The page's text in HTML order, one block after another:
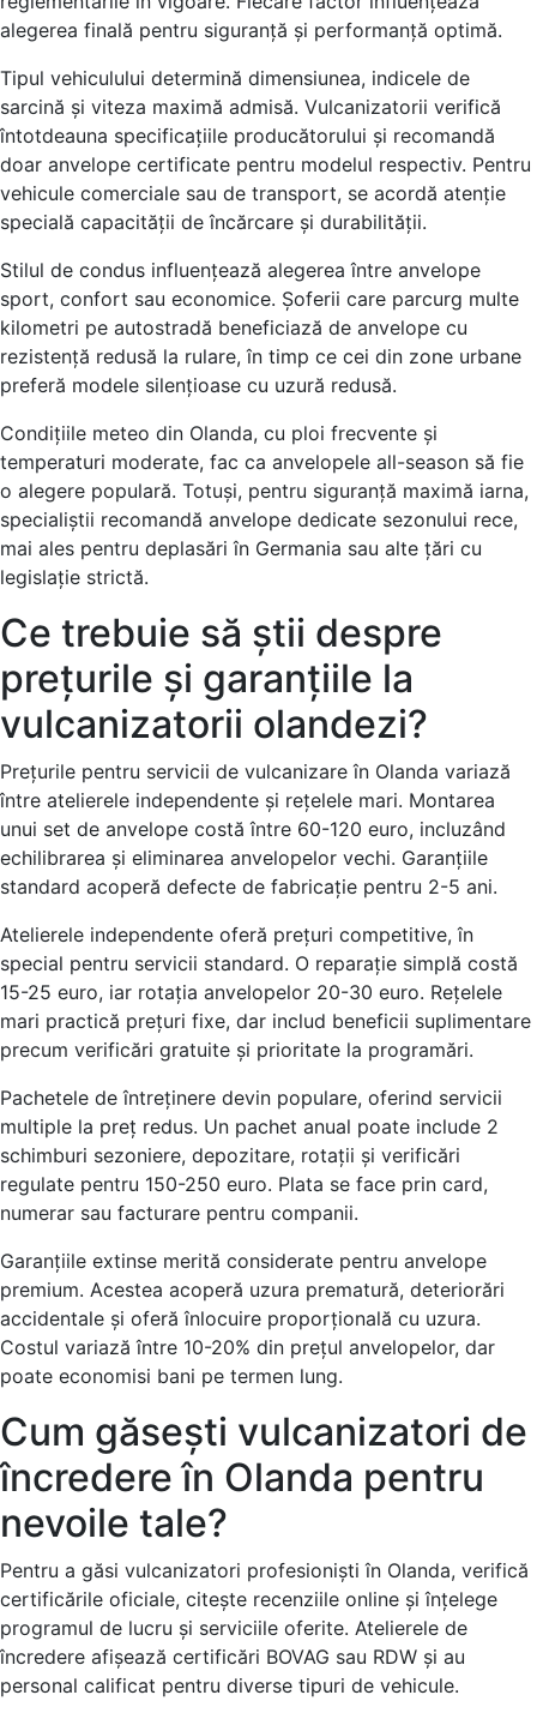
alegerea finală pentru siguranță și performanță optimă.
Tipul vehiculului determină dimensiunea, indicele de
sarcină și viteza maximă admisă. Vulcanizatorii verifică
întotdeauna specificațiile producătorului și recomandă
doar anvelope certificate pentru modelul respectiv. Pentru
vehicule comerciale sau de transport, se acordă atenție
specială capacității de încărcare și durabilității.
Stilul de condus influențează alegerea între anvelope
sport, confort sau economice. Șoferii care parcurg multe
kilometri pe autostradă beneficiază de anvelope cu
rezistență redusă la rulare, în timp ce cei din zone urbane
preferă modele silențioase cu uzură redusă.
Condițiile meteo din Olanda, cu ploi frecvente și
temperaturi moderate, fac ca anvelopele all-season să fie
o alegere populară. Totuși, pentru siguranță maximă iarna,
specialiștii recomandă anvelope dedicate sezonului rece,
mai ales pentru deplasări în Germania sau alte țări cu
legislație strictă.
Ce trebuie să știi despre
prețurile și garanțiile la
vulcanizatorii olandezi?
Prețurile pentru servicii de vulcanizare în Olanda variază
între atelierele independente și rețelele mari. Montarea
unui set de anvelope costă între 60-120 euro, incluzând
echilibrarea și eliminarea anvelopelor vechi. Garanțiile
standard acoperă defecte de fabricație pentru 2-5 ani.
Atelierele independente oferă prețuri competitive, în
special pentru servicii standard. O reparație simplă costă
15-25 euro, iar rotația anvelopelor 20-30 euro. Rețelele
mari practică prețuri fixe, dar includ beneficii suplimentare
precum verificări gratuite și prioritate la programări.
Pachetele de întreținere devin populare, oferind servicii
multiple la preț redus. Un pachet anual poate include 2
schimburi sezoniere, depozitare, rotații și verificări
regulate pentru 150-250 euro. Plata se face prin card,
numerar sau facturare pentru companii.
Garanțiile extinse merită considerate pentru anvelope
premium. Acestea acoperă uzura prematură, deteriorări
accidentale și oferă înlocuire proporțională cu uzura.
Costul variază între 10-20% din prețul anvelopelor, dar
poate economisi bani pe termen lung.
Cum găsești vulcanizatori de
încredere în Olanda pentru
nevoile tale?
Pentru a găsi vulcanizatori profesioniști în Olanda, verifică
certificările oficiale, citește recenziile online și înțelege
programul de lucru și serviciile oferite. Atelierele de
încredere afișează certificări BOVAG sau RDW și au
personal calificat pentru diverse tipuri de vehicule.